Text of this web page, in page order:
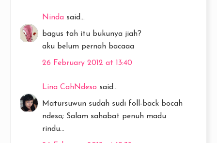
Ninda said...
bagus tah itu bukunya jiah?
aku belum pernah bacaaa
26 February 2012 at 13:40
Lina CahNdeso said...
Matursuwun sudah sudi foll-back bocah
ndeso; Salam sahabat penuh madu
rindu...